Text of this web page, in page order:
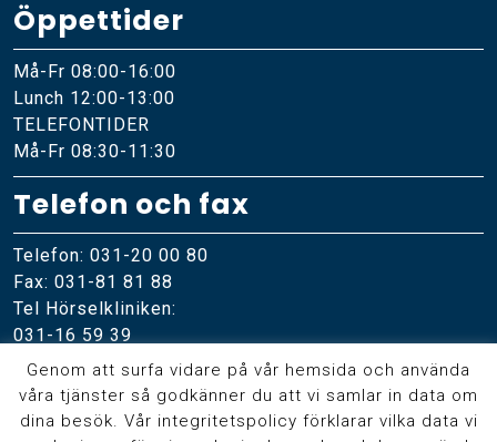
Öppettider
Må-Fr 08:00-16:00
Lunch 12:00-13:00
TELEFONTIDER
Må-Fr 08:30-11:30
Telefon och fax
Telefon: 031-20 00 80
Fax: 031-81 81 88
Tel Hörselkliniken:
031-16 59 39
Online
Genom att surfa vidare på vår hemsida och använda
våra tjänster så godkänner du att vi samlar in data om
dina besök. Vår integritetspolicy förklarar vilka data vi